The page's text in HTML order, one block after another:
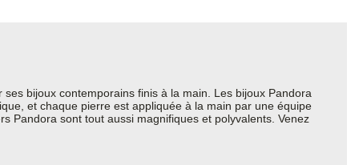
bijoux contemporains finis à la main. Les bijoux Pandora
et chaque pierre est appliquée à la main par une équipe
Pandora sont tout aussi magnifiques et polyvalents. Venez